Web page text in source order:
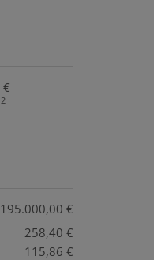
€
2
195.000,00 €
258,40 €
115,86 €